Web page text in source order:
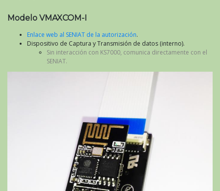
Modelo VMAXCOM-I
Enlace web al SENIAT de la autorización.
Dispositivo de Captura y Transmisión de datos (interno).
Sin interacción con KS7000, comunica directamente con el
SENIAT.